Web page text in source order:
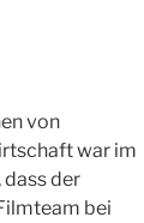
von
war im
dass der
bei